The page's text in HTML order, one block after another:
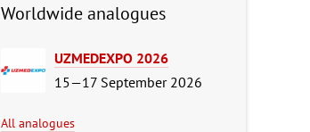
Worldwide analogues
UZMEDEXPO 2026
15—17 September 2026
All analogues